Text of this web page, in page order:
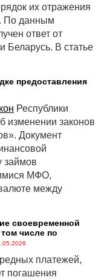
их отражения
По данным
ответ от
Беларусь. В статье
предоставления
Республики
изменении законов
Документ
займов
МФО,
между
своевременной
числе по
платежей,
погашения